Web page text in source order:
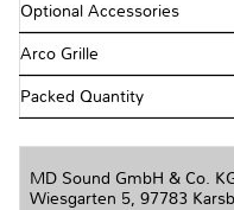
Optional Accessories
Arco Grille
Packed Quantity
MD Sound GmbH & Co.
Wiesgarten 5, 97783